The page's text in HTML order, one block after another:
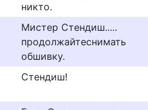
никто.
Мистер Стендиш.....
продолжайтеснимать
обшивку.
Стендиш!